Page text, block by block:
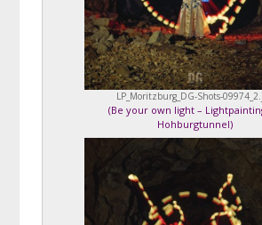
LP_Moritzburg_DG-Shots-
(Be your own light –
Hohburgtunnel)